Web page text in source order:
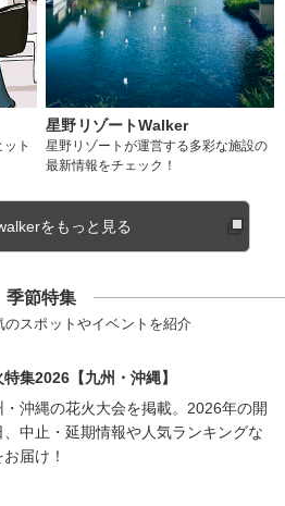
ト
星野リゾートWalker
星野リゾートが運営する多彩な施設の
最新情報をチェック！
をもっと見る
季節特集
のスポットやイベントを紹介
特集2026【九州・沖縄】
・沖縄の花火大会を掲載。2026年の開
、中止・延期情報や人気ランキングな
お届け！